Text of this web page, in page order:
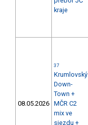
kraje
08.05.2026
37
Krumlovský
Down-
Town +
MČR C2
mix ve
sjezdu +